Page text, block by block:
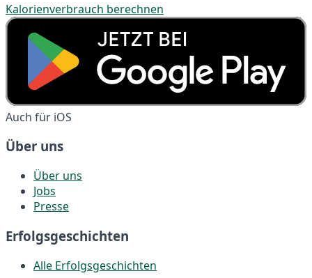
Kalorienverbrauch berechnen
Auch für iOS
Über uns
Über uns
Jobs
Presse
Erfolgsgeschichten
Alle Erfolgsgeschichten